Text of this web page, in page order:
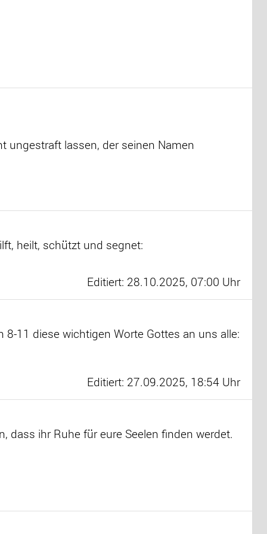
ungestraft lassen, der seinen Namen
heilt, schützt und segnet:
Editiert: 28.10.2025, 07:00 Uhr
11 diese wichtigen Worte Gottes an uns alle:
Editiert: 27.09.2025, 18:54 Uhr
dass ihr Ruhe für eure Seelen finden werdet.